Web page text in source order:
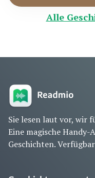
Alle
Sie lesen laut vor, wir
Eine magische
Geschichten.